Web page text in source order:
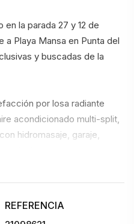
la parada 27 y 12 de
a Playa Mansa en Punta del
y buscadas de la
por losa radiante
acondicionado multi-split,
hidromasaje, garaje,
peatonal y vehicular,
REFERENCIA